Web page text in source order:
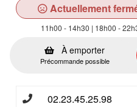
Actuellement
11h00 - 14h30 | 18h00 -
À emporter
Précommande possible
02.23.45.25.98